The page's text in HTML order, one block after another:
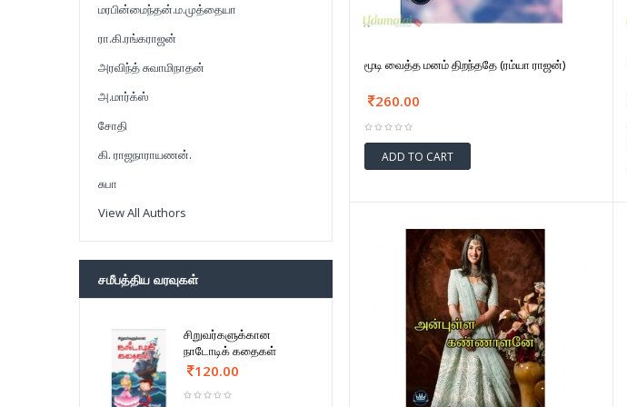
மரபின்மைந்தன்.ம.முத்தையா
ரா.கி.ரங்கராஜன்
அரவிந்த் சுவாமிநாதன்
அ.மார்க்ஸ்
சோதி
கி. ராஜநாராயணன்.
சுபா
View All Authors
சமீபத்திய வரவுகள்
சிறுவர்களுக்கான
நாடோடிக் கதைகள்
120.00
மூடி வைத்த மனம் திறந்ததே (ரம்யா ராஜன்)
260.00
ADD TO CART